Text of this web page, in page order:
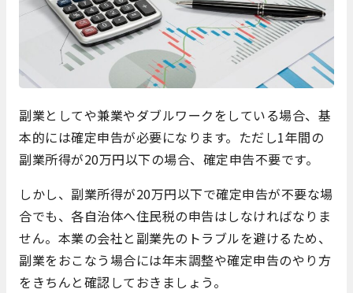
副業としてや兼業やダブルワークをしている場合、基
本的には確定申告が必要になります。ただし1年間の
副業所得が20万円以下の場合、確定申告不要です。
しかし、副業所得が20万円以下で確定申告が不要な場
合でも、各自治体へ住民税の申告はしなければなりま
せん。本業の会社と副業先のトラブルを避けるため、
副業をおこなう場合には年末調整や確定申告のやり方
をきちんと確認しておきましょう。